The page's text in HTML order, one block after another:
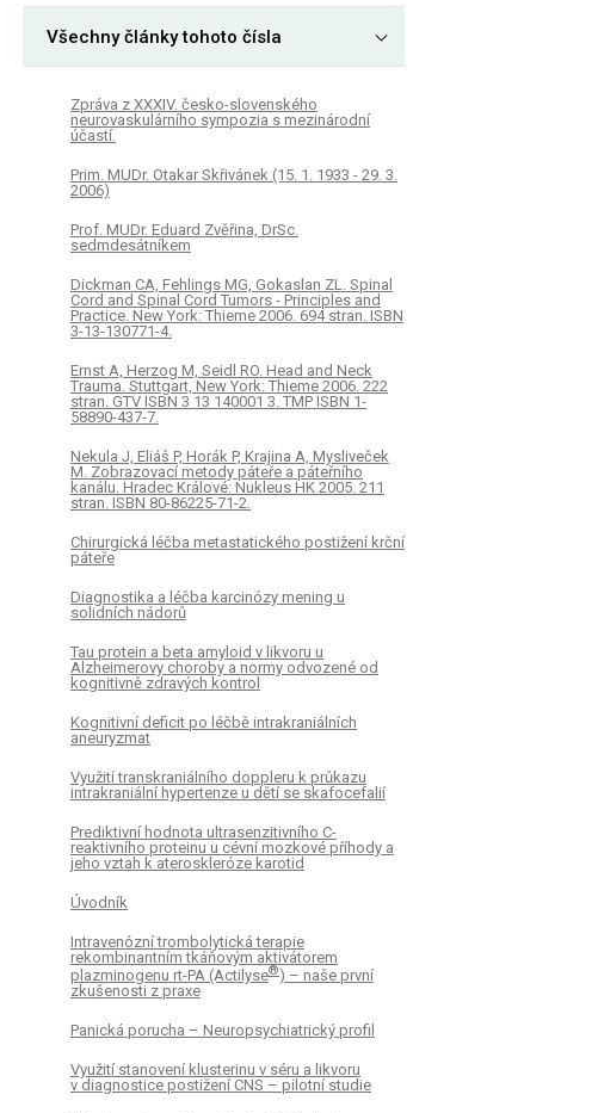
Všechny články tohoto čísla
Zpráva z XXXIV. česko-slovenského
neurovaskulárního sympozia s mezinárodní
účastí.
Prim. MUDr. Otakar Skřivánek (15. 1. 1933 - 29. 3.
2006)
Prof. MUDr. Eduard Zvěřina, DrSc.
sedmdesátníkem
Dickman CA, Fehlings MG, Gokaslan ZL. Spinal
Cord and Spinal Cord Tumors - Principles and
Practice. New York: Thieme 2006. 694 stran. ISBN
3-13-130771-4.
Ernst A, Herzog M, Seidl RO. Head and Neck
Trauma. Stuttgart, New York: Thieme 2006. 222
stran. GTV ISBN 3 13 140001 3. TMP ISBN 1-
58890-437-7.
Nekula J, Eliáš P, Horák P, Krajina A, Mysliveček
M. Zobrazovací metody páteře a páteřního
kanálu. Hradec Králové: Nukleus HK 2005. 211
stran. ISBN 80-86225-71-2.
Chirurgická léčba metastatického postižení krční
páteře
Diagnostika a léčba karcinózy mening u
solidních nádorů
Tau protein a beta amyloid v likvoru u
Alzheimerovy choroby a normy odvozené od
kognitivně zdravých kontrol
Kognitivní deficit po léčbě intrakraniálních
aneuryzmat
Využití transkraniálního doppleru k průkazu
intrakraniální hypertenze u dětí se skafocefalií
Prediktivní hodnota ultrasenzitivního C-
reaktivního proteinu u cévní mozkové příhody a
jeho vztah k ateroskleróze karotid
Úvodník
Intravenózní trombolytická terapie
rekombinantním tkáňovým aktivátorem
plazminogenu rt-PA (Actilyse®) – naše první
zkušenosti z praxe
Panická porucha – Neuropsychiatrický profil
Využití stanovení klusterinu v séru a likvoru
v diagnostice postižení CNS – pilotní studie